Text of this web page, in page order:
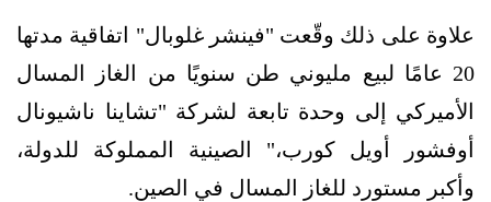
علاوة على ذلك وقّعت "فينشر غلوبال" اتفاقية مدتها
20 عامًا لبيع مليوني طن سنويًا من الغاز المسال
الأميركي إلى وحدة تابعة لشركة "تشاينا ناشيونال
أوفشور أويل كورب،" الصينية المملوكة للدولة،
وأكبر مستورد للغاز المسال في الصين.